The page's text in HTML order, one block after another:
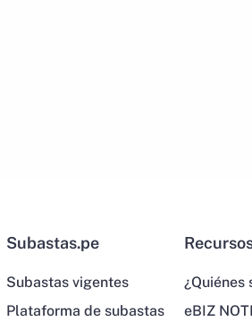
Subastas.pe
Subastas vigentes
Plataforma de subastas
¿Quiénes
eBIZ